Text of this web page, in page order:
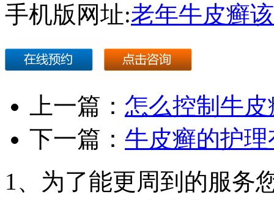
手机版网址:老年牛皮癣
上一篇： 怎么控制牛
下一篇： 牛皮癣的护
1、为了能更周到的服务